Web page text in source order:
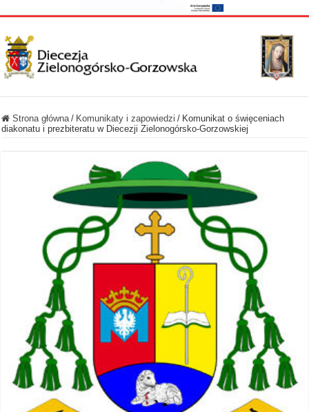
Strona główna / Komunikaty i zapowiedzi / Komunikat o święceniach
diakonatu i prezbiteratu w Diecezji Zielonogórsko-Gorzowskiej